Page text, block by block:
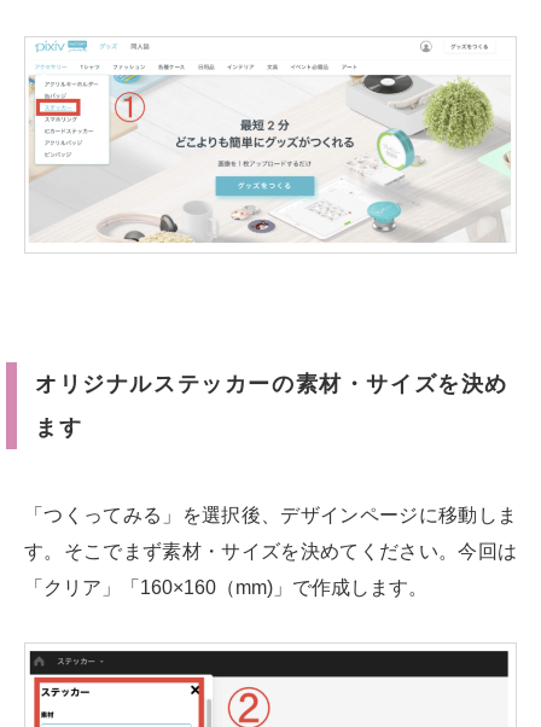
オリジナルステッカーの素材・サイズを決め
ます
「つくってみる」を選択後、デザインページに移動しま
す。そこでまず素材・サイズを決めてください。今回は
「クリア」「160×160（mm)」で作成します。